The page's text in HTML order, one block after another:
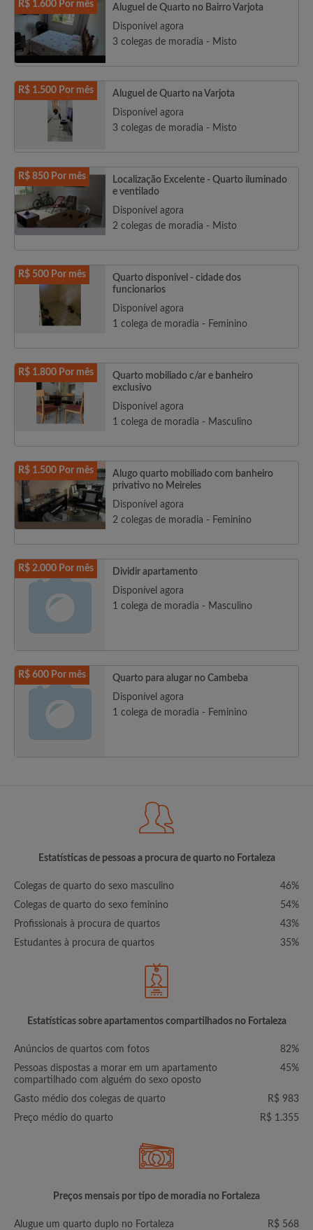
R$ 1.600 Por mês
Aluguel de Quarto no Bairro Varjota
Disponível agora
3 colegas de moradia - Misto
R$ 1.500 Por mês
Aluguel de Quarto na Varjota
Disponível agora
3 colegas de moradia - Misto
R$ 850 Por mês
Localização Excelente - Quarto iluminado
e ventilado
Disponível agora
2 colegas de moradia - Misto
R$ 500 Por mês
Quarto disponivel - cidade dos
funcionarios
Disponível agora
1 colega de moradia - Feminino
R$ 1.800 Por mês
Quarto mobiliado c/ar e banheiro
exclusivo
Disponível agora
1 colega de moradia - Masculino
R$ 1.500 Por mês
Alugo quarto mobiliado com banheiro
privativo no Meireles
Disponível agora
2 colegas de moradia - Feminino
R$ 2.000 Por mês
Dividir apartamento
Disponível agora
1 colega de moradia - Masculino
R$ 600 Por mês
Quarto para alugar no Cambeba
Disponível agora
1 colega de moradia - Feminino
Estatísticas de pessoas a procura de quarto no Fortaleza
Colegas de quarto do sexo masculino
46%
Colegas de quarto do sexo feminino
54%
Profissionais à procura de quartos
43%
Estudantes à procura de quartos
35%
Estatísticas sobre apartamentos compartilhados no Fortaleza
Anúncios de quartos com fotos
82%
Pessoas dispostas a morar em um apartamento
compartilhado com alguém do sexo oposto
45%
Gasto médio dos colegas de quarto
R$ 983
Preço médio do quarto
R$ 1.355
Preços mensais por tipo de moradia no Fortaleza
Alugue um quarto duplo no Fortaleza
R$ 568